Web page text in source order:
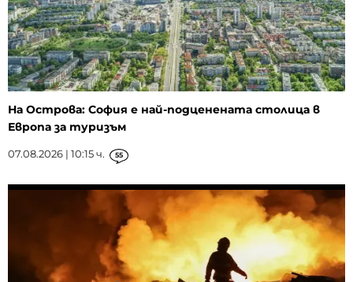
На Острова: София е най-подценената столица в
Европа за туризъм
07.08.2026 | 10:15 ч. 55